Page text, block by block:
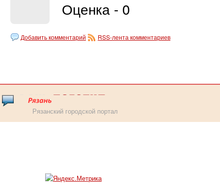
Оценка - 0
Добавить комментарий RSS-лента комментариев
Рязанский городской портал